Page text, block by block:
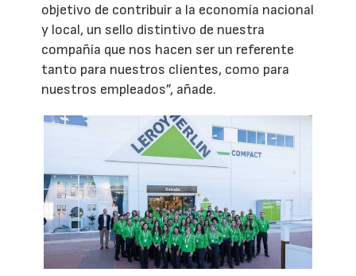
objetivo de contribuir a la economía nacional
y local, un sello distintivo de nuestra
compañía que nos hacen ser un referente
tanto para nuestros clientes, como para
nuestros empleados”, añade.